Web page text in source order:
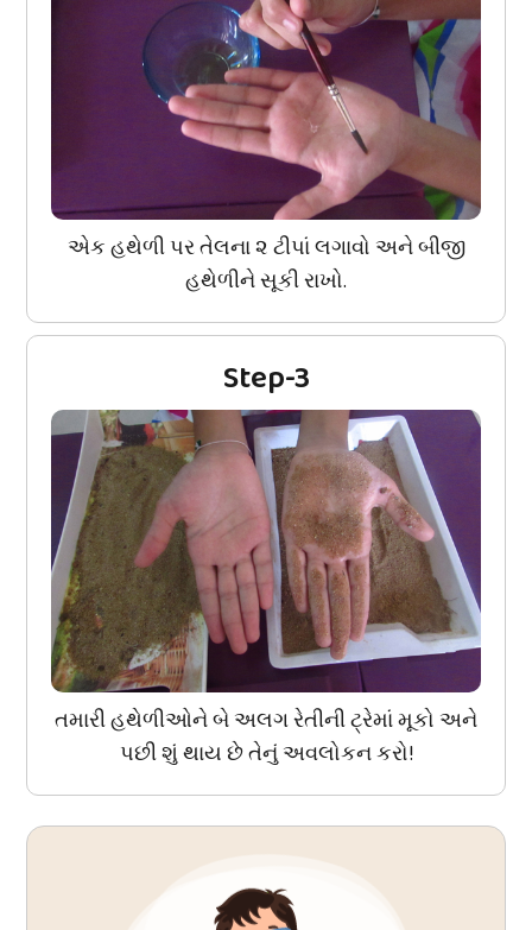
એક હથેળી પર તેલના ૨ ટીપાં લગાવો અને બીજી
હથેળીને સૂકી રાખો.
Step-3
તમારી હથેળીઓને બે અલગ રેતીની ટ્રેમાં મૂકો અને
પછી શું થાય છે તેનું અવલોકન કરો!